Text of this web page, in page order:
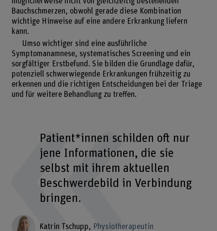
Bauchschmerzen, obwohl gerade diese Kombination
wichtige Hinweise auf eine andere Erkrankung liefern
kann.
Umso wichtiger sind eine ausführliche
Symptomanamnese, systematisches Screening und ein
sorgfältiger Erstbefund. Sie bilden die Grundlage dafür,
potenziell schwerwiegende Erkrankungen frühzeitig zu
erkennen und die richtigen Entscheidungen bei der Triage
und für weitere Behandlung zu treffen.
Patient*innen schilden oft nur
jene Informationen, die sie
selbst mit ihrem aktuellen
Beschwerdebild in Verbindung
bringen.
Katrin Tschupp Physiotherapeutin